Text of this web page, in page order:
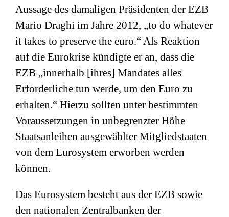
Aussage des damaligen Präsidenten der EZB
Mario Draghi im Jahre 2012, „to do whatever
it takes to preserve the euro.“ Als Reaktion
auf die Eurokrise kündigte er an, dass die
EZB „innerhalb [ihres] Mandates alles
Erforderliche tun werde, um den Euro zu
erhalten.“ Hierzu sollten unter bestimmten
Voraussetzungen in unbegrenzter Höhe
Staatsanleihen ausgewählter Mitgliedstaaten
von dem Eurosystem erworben werden
können.
Das Eurosystem besteht aus der EZB sowie
den nationalen Zentralbanken der